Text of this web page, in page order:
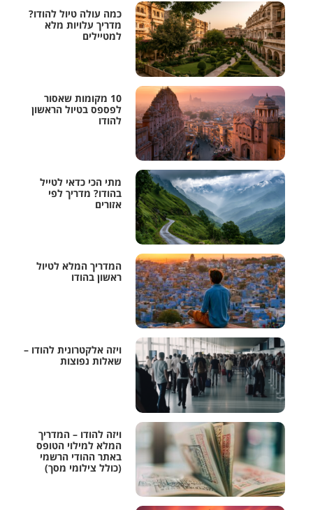
כמה עולה טיול להודו?
מדריך עלויות מלא
למטיילים
10 מקומות שאסור
לפספס בטיול הראשון
להודו
מתי הכי כדאי לטייל
בהודו? מדריך לפי
אזורים
המדריך המלא לטיול
ראשון בהודו
ויזה אלקטרונית להודו –
שאלות נפוצות
ויזה להודו – המדריך
המלא למילוי הטופס
באתר ההודי הרשמי
(כולל צילומי מסך)